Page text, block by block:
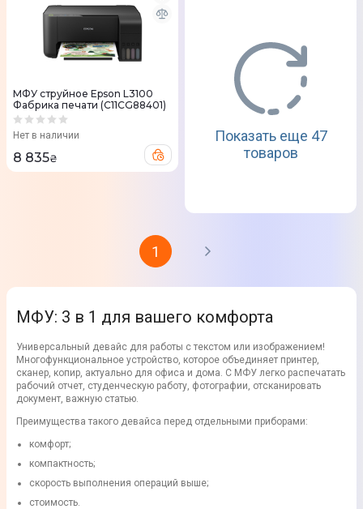
МФУ струйное Epson L3100
Фабрика печати (C11CG88401)
Нет в наличии
8 835₴
Показать еще 47
товаров
1
МФУ: 3 в 1 для вашего комфорта
Универсальный девайс для работы с текстом или изображением!
Многофункциональное устройство, которое объединяет принтер,
сканер, копир, актуально для офиса и дома. С МФУ легко распечатать
рабочий отчет, студенческую работу, фотографии, отсканировать
документ, важную статью.
Преимущества такого девайса перед отдельными приборами:
комфорт;
компактность;
скорость выполнения операций выше;
стоимость.